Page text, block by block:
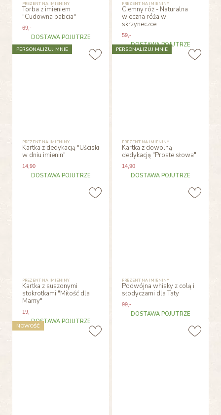
PREZENT NA IMIENINY
Torba z imieniem
"Cudowna babcia"
69,-
DOSTAWA POJUTRZE
PREZENT NA IMIENINY
Ciemny róż - Naturalna
wieczna róża w
skrzyneczce
59 ,-
DOSTAWA POJUTRZE
PREZENT NA IMIENINY
Kartka z dedykacją "Uściski
w dniu imienin"
14,90
DOSTAWA POJUTRZE
PERSONALIZUJ MNIE
PREZENT NA IMIENINY
Kartka z dowolną
dedykacją "Proste słowa"
14 ,90
DOSTAWA POJUTRZE
PERSONALIZUJ MNIE
PREZENT NA IMIENINY
Kartka z suszonymi
stokrotkami "Miłość dla
Mamy"
19,-
DOSTAWA POJUTRZE
PREZENT NA IMIENINY
Podwójna whisky z colą i
słodyczami dla Taty
99 ,-
DOSTAWA POJUTRZE
NOWOŚĆ